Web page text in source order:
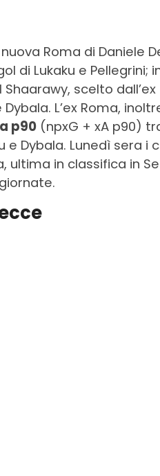
Roma di Daniele
di Lukaku e
Shaarawy, scelto
L’ex Roma,
p90(npxG + xA p90)
e Dybala. Lunedì sera i
ultima in classifica in